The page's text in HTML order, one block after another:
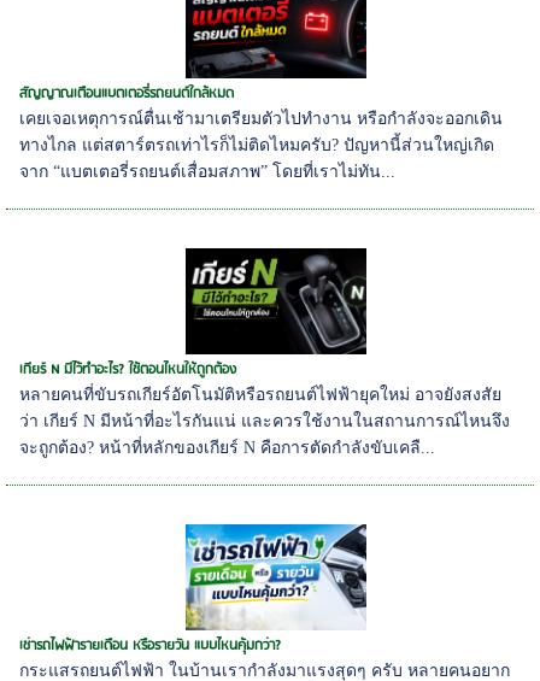
สัญญาณเตือนแบตเตอรี่รถยนต์ใกล้หมด
เคยเจอเหตุการณ์ตื่นเช้ามาเตรียมตัวไปทำงาน หรือกำลังจะออกเดิน
ทางไกล แต่สตาร์ตรถเท่าไรก็ไม่ติดไหมครับ? ปัญหานี้ส่วนใหญ่เกิด
จาก “แบตเตอรี่รถยนต์เสื่อมสภาพ” โดยที่เราไม่ทัน...
เกียร์ N มีไว้ทำอะไร? ใช้ตอนไหนให้ถูกต้อง
หลายคนที่ขับรถเกียร์อัตโนมัติหรือรถยนต์ไฟฟ้ายุคใหม่ อาจยังสงสัย
ว่า เกียร์ N มีหน้าที่อะไรกันแน่ และควรใช้งานในสถานการณ์ไหนจึง
จะถูกต้อง? หน้าที่หลักของเกียร์ N คือการตัดกำลังขับเคลื...
เช่ารถไฟฟ้ารายเดือน หรือรายวัน แบบไหนคุ้มกว่า?
กระแสรถยนต์ไฟฟ้า ในบ้านเรากำลังมาแรงสุดๆ ครับ หลายคนอยาก